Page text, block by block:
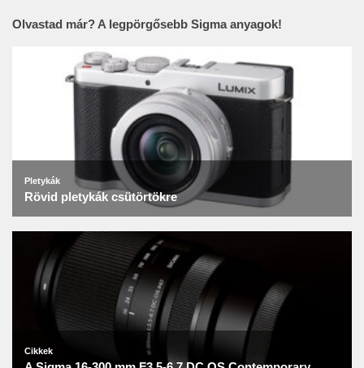
Olvastad már? A legpörgősebb Sigma anyagok!